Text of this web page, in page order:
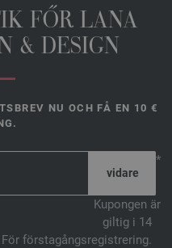
FŐR LANA
& DESIGN
NU OCH FÅ EN 10 €
*
Kupongen är
giltig i 14
förstagångsregistrering.